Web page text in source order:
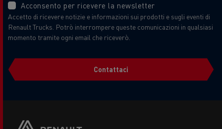
Acconsento per ricevere la newsletter
Accetto di ricevere notizie e informazioni sui prodotti e sugli eventi di
Renault Trucks. Potrò interrompere queste comunicazioni in qualsiasi
momento tramite ogni email che riceverò.
Contattaci